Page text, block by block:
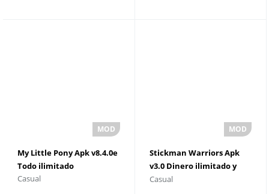
My Little Pony Apk v8.4.0e
Todo ilimitado
Casual
Stickman Warriors Apk
v3.0 Dinero ilimitado y
gemas
Casual